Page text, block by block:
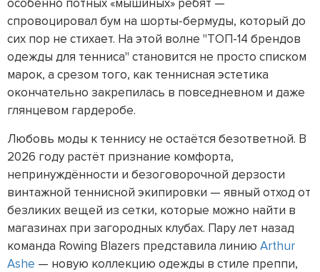
особенно потных «мышиных» ребят —
спровоцировал бум на шорты-бермуды, который до
сих пор не стихает. На этой волне "ТОП-14 брендов
одежды для тенниса" становится не просто списком
марок, а срезом того, как теннисная эстетика
окончательно закрепилась в повседневном и даже
глянцевом гардеробе.
Любовь моды к теннису не остаётся безответной. В
2026 году растёт признание комфорта,
непринуждённости и безоговорочной дерзости
винтажной теннисной экипировки — явный отход от
безликих вещей из сетки, которые можно найти в
магазинах при загородных клубах. Пару лет назад
команда Rowing Blazers представила линию Arthur
Ashe — новую коллекцию одежды в стиле преппи,